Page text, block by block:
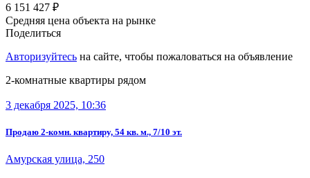
6 151 427 ₽
Средняя цена объекта на рынке
Поделиться
Авторизуйтесь на сайте, чтобы пожаловаться на объявление
2-комнатные квартиры рядом
3 декабря 2025, 10:36
Продаю 2-комн. квартиру, 54 кв. м., 7/10 эт.
Амурская улица, 250